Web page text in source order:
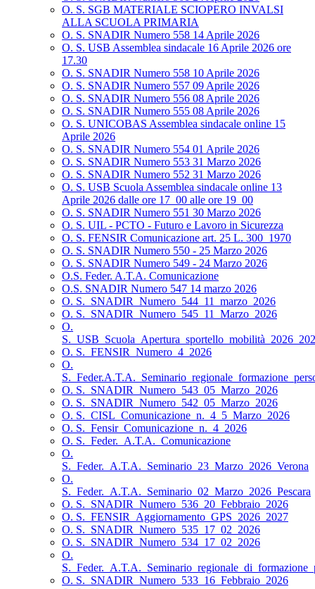
O. S. SGB MATERIALE SCIOPERO INVALSI
ALLA SCUOLA PRIMARIA
O. S. SNADIR Numero 558 14 Aprile 2026
O. S. USB Assemblea sindacale 16 Aprile 2026 ore
17.30
O. S. SNADIR Numero 558 10 Aprile 2026
O. S. SNADIR Numero 557 09 Aprile 2026
O. S. SNADIR Numero 556 08 Aprile 2026
O. S. SNADIR Numero 555 08 Aprile 2026
O. S. UNICOBAS Assemblea sindacale online 15
Aprile 2026
O. S. SNADIR Numero 554 01 Aprile 2026
O. S. SNADIR Numero 553 31 Marzo 2026
O. S. SNADIR Numero 552 31 Marzo 2026
O. S. USB Scuola Assemblea sindacale online 13
Aprile 2026 dalle ore 17_00 alle ore 19_00
O. S. SNADIR Numero 551 30 Marzo 2026
O. S. UIL - PCTO - Futuro e Lavoro in Sicurezza
O. S. FENSIR Comunicazione art. 25 L. 300_1970
O. S. SNADIR Numero 550 - 25 Marzo 2026
O. S. SNADIR Numero 549 - 24 Marzo 2026
O.S. Feder. A.T.A. Comunicazione
O.S. SNADIR Numero 547 14 marzo 2026
O. S._SNADIR_Numero_544_11_marzo_2026
O. S._SNADIR_Numero_545_11_Marzo_2026
O.
O. S._FENSIR_Numero_4_2026
O.
O. S._SNADIR_Numero_543_05_Marzo_2026
O. S._SNADIR_Numero_542_05_Marzo_2026
O. S._CISL_Comunicazione_n._4_5_Marzo_2026
O. S._Fensir_Comunicazione_n._4_2026
O. S._Feder._A.T.A._Comunicazione
O.
S._Feder._A.T.A._Seminario_23_Marzo_2026_Verona
O.
S._Feder._A.T.A._Seminario_02_Marzo_2026_Pescara
O. S._SNADIR_Numero_536_20_Febbraio_2026
O. S._FENSIR_Aggiornamento_GPS_2026_2027
O. S._SNADIR_Numero_535_17_02_2026
O. S._SNADIR_Numero_534_17_02_2026
O.
O. S._SNADIR_Numero_533_16_Febbraio_2026